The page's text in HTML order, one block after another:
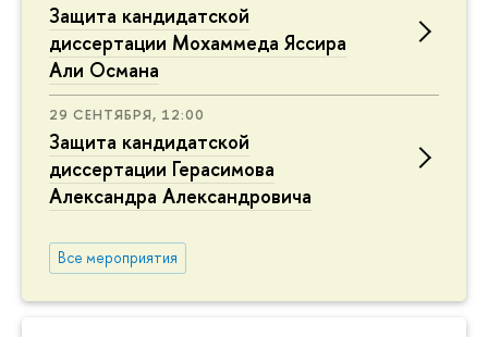
Защита кандидатской
диссертации Мохаммеда Яссира
Али Османа
29 СЕНТЯБРЯ, 12:00
Защита кандидатской
диссертации Герасимова
Александра Александровича
Все мероприятия